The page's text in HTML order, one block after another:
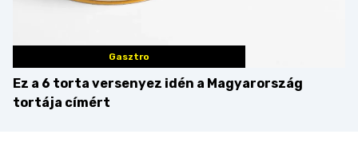
Gasztro
Ez a 6 torta versenyez idén a Magyarország
tortája címért